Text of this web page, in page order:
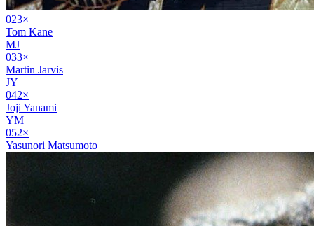
023×
Tom Kane
MJ
033×
Martin Jarvis
JY
042×
Joji Yanami
YM
052×
Yasunori Matsumoto